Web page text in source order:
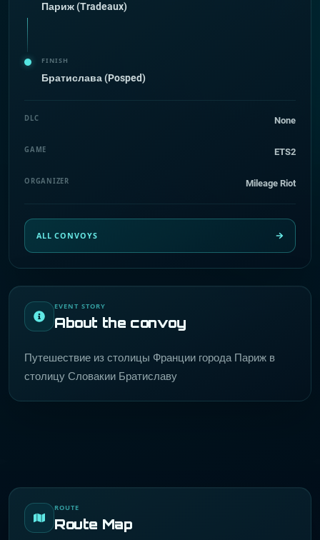
EVENT STORY
About the convoy
Путешествие из столицы Франции города Париж в
столицу Словакии Братиславу
ROUTE
Route Map
Париж (Tradeaux)
FINISH
Братислава (Posped)
DLC None
GAME ETS2
ORGANIZER Mileage Riot
ALL CONVOYS